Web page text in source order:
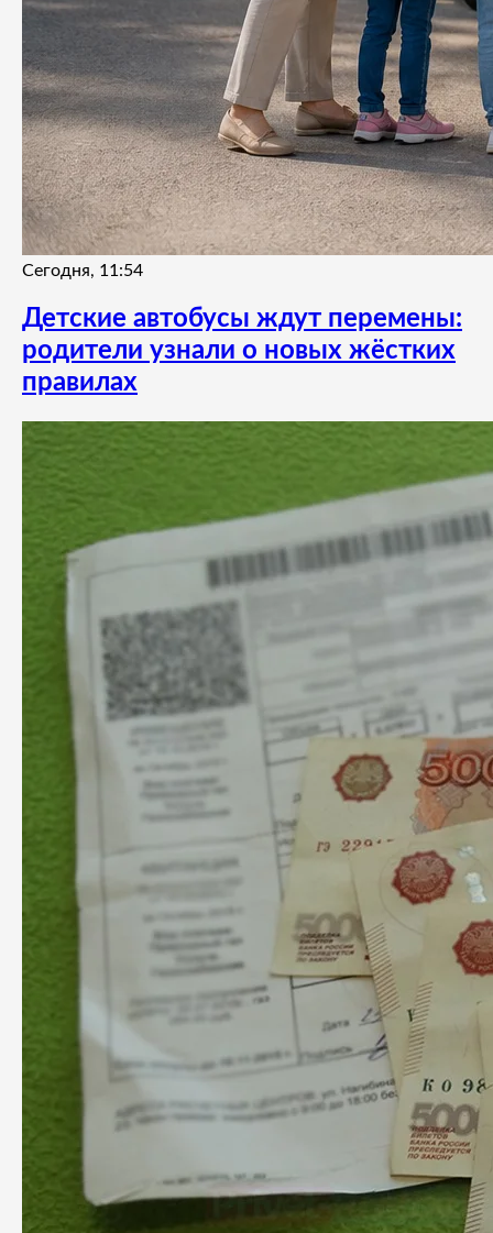
Сегодня, 11:54
Детские автобусы ждут перемены:
родители узнали о новых жёстких
правилах